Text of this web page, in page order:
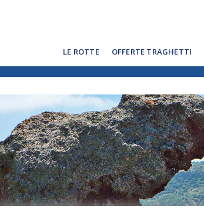
LE ROTTE OFFERTE TRAGHETTI